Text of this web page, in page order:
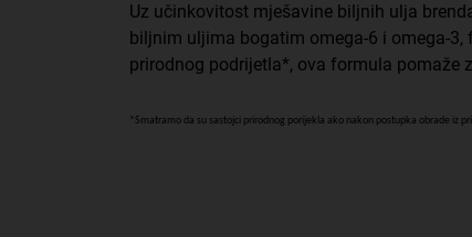
Uz učinkovitost mješavine biljnih ulja
biljnim uljima bogatim omega-6 i omega-
prirodnog podrijetla*, ova formula pomaže
*Smatramo da su sastojci prirodnog porijekla ako nakon postupka obrade iz